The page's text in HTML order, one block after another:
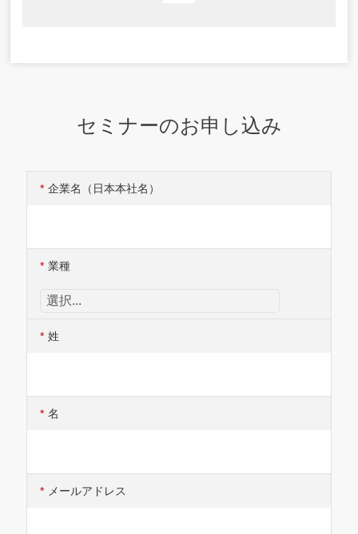
セミナーのお申し込み
* 企業名（日本本社名）
* 業種
* 姓
* 名
* メールアドレス